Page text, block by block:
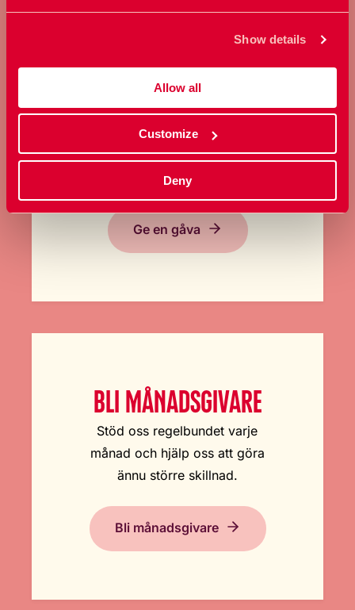
Show details
Allow all
Customize
Deny
GE EN GÅVA
Bidra med ett valfritt belopp och
stöd vårt arbete här och nu.
Ge en gåva
BLI MÅNADSGIVARE
Stöd oss regelbundet varje
månad och hjälp oss att göra
ännu större skillnad.
Bli månadsgivare